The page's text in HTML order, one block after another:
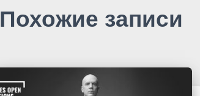
Похожие записи